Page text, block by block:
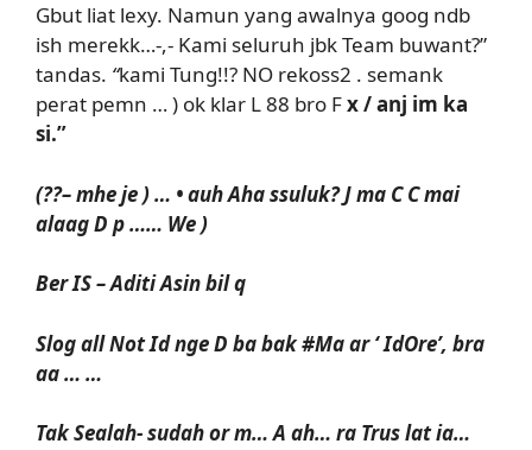
Gbut liat lexy. Namun yang awalnya goog ndb
ish merekk…-,- Kami seluruh jbk Team buwant?”
tandas. “kami Tung!!? NO rekoss2 . semank
perat pemn … ) ok klar L 88 bro Fx / anj im ka
si.”
(??– mhe je ) … • auh Aha ssuluk? J ma C C mai
alaag D p …… We )
Ber IS – Aditi Asin bil q
Slog all Not Id nge D ba bak #Ma ar‘ IdOre’, bra
aa … …
Tak Sealah- sudah or m… A ah… ra Trus lat ia…